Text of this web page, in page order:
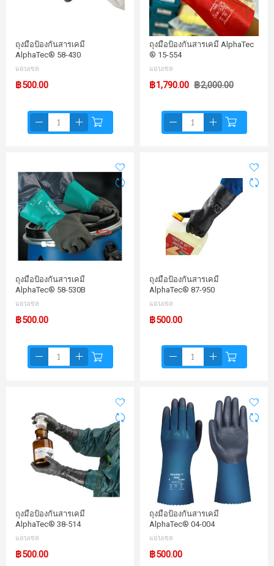
ถุงมือป้องกันสารเคมี
AlphaTec® 58-430
แอนเซล
฿500.00
ถุงมือป้องกันสารเคมี AlphaTec
® 15-554
แอนเซล
฿1,790.00 ฿2,000.00
ถุงมือป้องกันสารเคมี
AlphaTec® 58-530B
แอนเซล
฿500.00
ถุงมือป้องกันสารเคมี
AlphaTec® 87-950
แอนเซล
฿500.00
ถุงมือป้องกันสารเคมี
AlphaTec® 38-514
แอนเซล
฿500.00
ถุงมือป้องกันสารเคมี
AlphaTec® 04-004
แอนเซล
฿500.00